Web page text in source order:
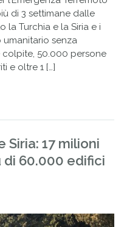
di 3 settimane dalle
la Turchia e la Siria e i
umanitario senza
colpite, 50.000 persone
e oltre 1 […]
Siria: 17 milioni
di 60.000 edifici